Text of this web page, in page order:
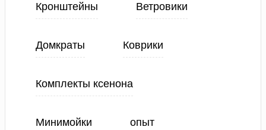
Кронштейны Ветровики
Домкраты Коврики
Комплекты ксенона
Минимойки опыт